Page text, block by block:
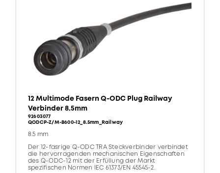
12 Multimode Fasern Q-ODC Plug Railway
Verbinder 8.5mm
92603077
QODCP-Z/M-B600-12_8.5mm_Railway
8.5 mm
Der 12-fasrige Q-ODC TRA Steckverbinder verbindet
die hervorragenden mechanischen Eigenschaften
des Q-ODC-12 mit der Erfüllung der Markt
spezifischen Normen IEC 61373/EN 45545-2.